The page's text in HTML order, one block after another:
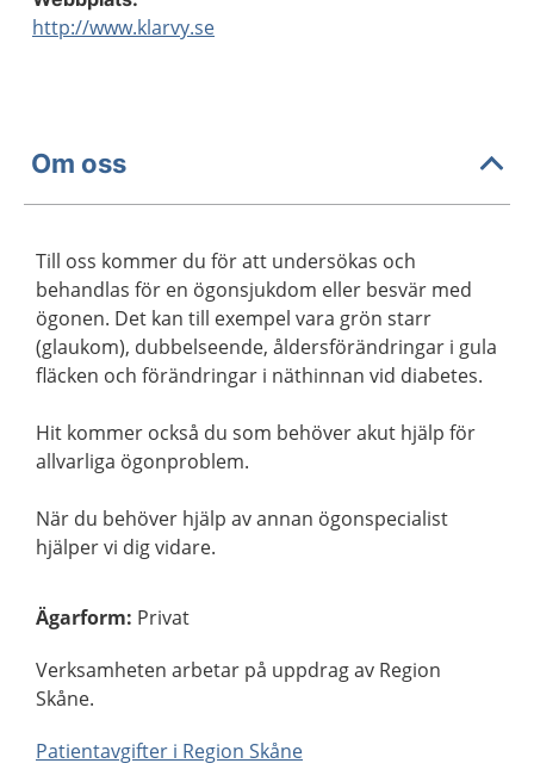
http://www.klarvy.se
Om oss
Till oss kommer du för att undersökas och
behandlas för en ögonsjukdom eller besvär med
ögonen. Det kan till exempel vara grön starr
(glaukom), dubbelseende, åldersförändringar i gula
fläcken och förändringar i näthinnan vid diabetes.
Hit kommer också du som behöver akut hjälp för
allvarliga ögonproblem.
När du behöver hjälp av annan ögonspecialist
hjälper vi dig vidare.
Ägarform: Privat
Verksamheten arbetar på uppdrag av Region
Skåne.
Patientavgifter i Region Skåne